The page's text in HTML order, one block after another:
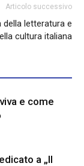
Articolo successivo
della letteratura e
cultura italiana
e come
a „Il